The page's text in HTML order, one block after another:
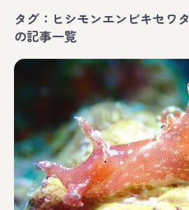
タグ：ヒシモンエンビキセワタ
の記事一覧